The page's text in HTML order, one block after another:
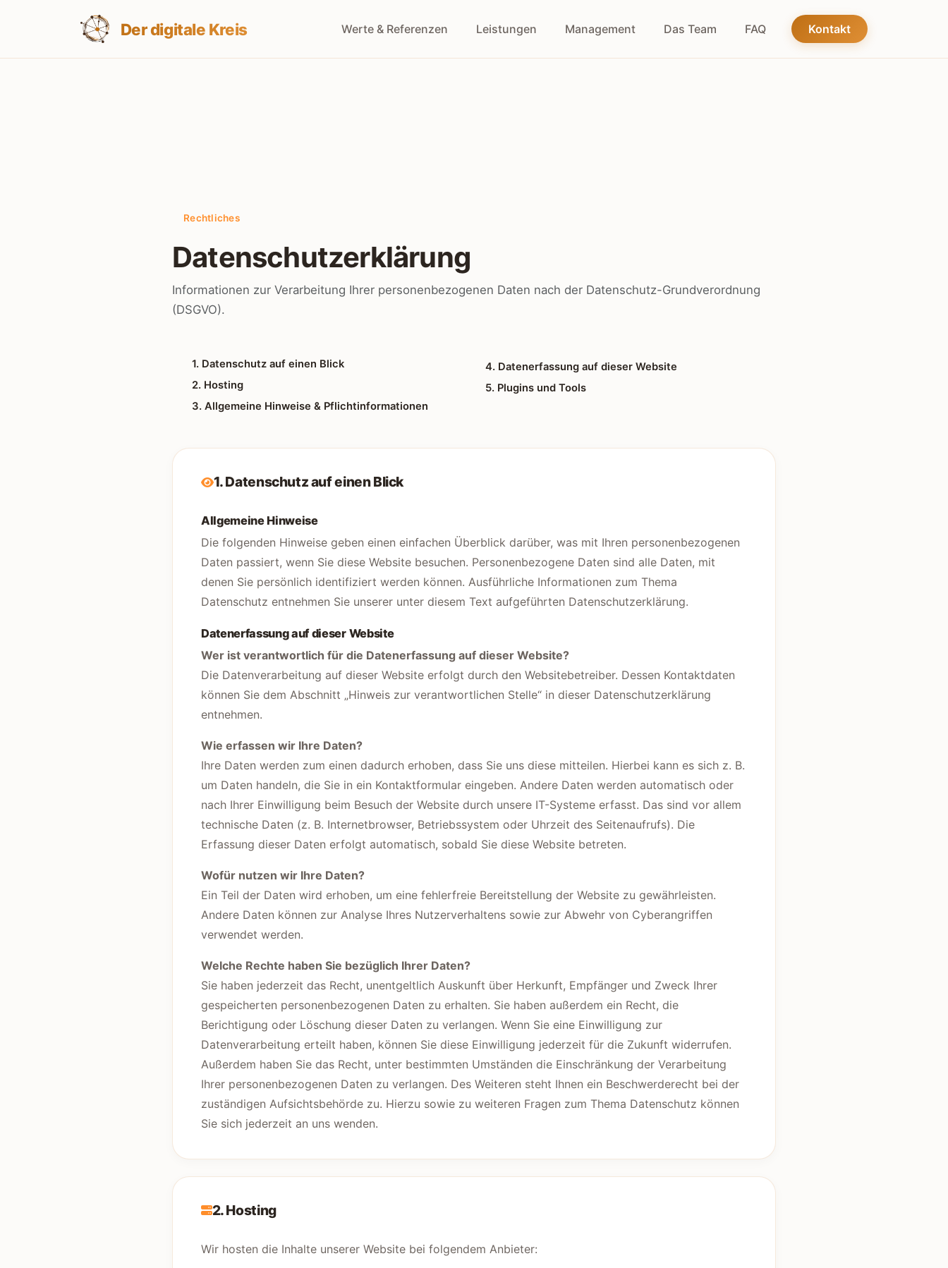
Der digitale Kreis Werte & Referenzen Leistungen Management Das Team FAQ Kontakt
Rechtliches
Datenschutzerklärung
Informationen zur Verarbeitung Ihrer personenbezogenen Daten nach der Datenschutz-Grundverordnung
(DSGVO).
1. Datenschutz auf einen Blick
2. Hosting
3. Allgemeine Hinweise & Pflichtinformationen
4. Datenerfassung auf dieser Website
5. Plugins und Tools
1. Datenschutz auf einen Blick
Allgemeine Hinweise
Die folgenden Hinweise geben einen einfachen Überblick darüber, was mit Ihren personenbezogenen
Daten passiert, wenn Sie diese Website besuchen. Personenbezogene Daten sind alle Daten, mit
denen Sie persönlich identifiziert werden können. Ausführliche Informationen zum Thema
Datenschutz entnehmen Sie unserer unter diesem Text aufgeführten Datenschutzerklärung.
Datenerfassung auf dieser Website
Wer ist verantwortlich für die Datenerfassung auf dieser Website?
Die Datenverarbeitung auf dieser Website erfolgt durch den Websitebetreiber. Dessen Kontaktdaten
können Sie dem Abschnitt „Hinweis zur verantwortlichen Stelle“ in dieser Datenschutzerklärung
entnehmen.
Wie erfassen wir Ihre Daten?
Ihre Daten werden zum einen dadurch erhoben, dass Sie uns diese mitteilen. Hierbei kann es sich z. B.
um Daten handeln, die Sie in ein Kontaktformular eingeben. Andere Daten werden automatisch oder
nach Ihrer Einwilligung beim Besuch der Website durch unsere IT-Systeme erfasst. Das sind vor allem
technische Daten (z. B. Internetbrowser, Betriebssystem oder Uhrzeit des Seitenaufrufs). Die
Erfassung dieser Daten erfolgt automatisch, sobald Sie diese Website betreten.
Wofür nutzen wir Ihre Daten?
Ein Teil der Daten wird erhoben, um eine fehlerfreie Bereitstellung der Website zu gewährleisten.
Andere Daten können zur Analyse Ihres Nutzerverhaltens sowie zur Abwehr von Cyberangriffen
verwendet werden.
Welche Rechte haben Sie bezüglich Ihrer Daten?
Sie haben jederzeit das Recht, unentgeltlich Auskunft über Herkunft, Empfänger und Zweck Ihrer
gespeicherten personenbezogenen Daten zu erhalten. Sie haben außerdem ein Recht, die
Berichtigung oder Löschung dieser Daten zu verlangen. Wenn Sie eine Einwilligung zur
Datenverarbeitung erteilt haben, können Sie diese Einwilligung jederzeit für die Zukunft widerrufen.
Außerdem haben Sie das Recht, unter bestimmten Umständen die Einschränkung der Verarbeitung
Ihrer personenbezogenen Daten zu verlangen. Des Weiteren steht Ihnen ein Beschwerderecht bei der
zuständigen Aufsichtsbehörde zu. Hierzu sowie zu weiteren Fragen zum Thema Datenschutz können
Sie sich jederzeit an uns wenden.
2. Hosting
Wir hosten die Inhalte unserer Website bei folgendem Anbieter: